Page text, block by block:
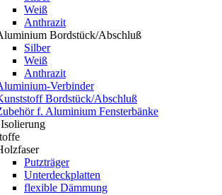
Weiß
Anthrazit
Bordstück/Abschluß
Silber
Weiß
Anthrazit
Verbinder
Bordstück/Abschluß
f. Aluminium Fensterbänke
Putzträger
Unterdeckplatten
flexible Dämmung